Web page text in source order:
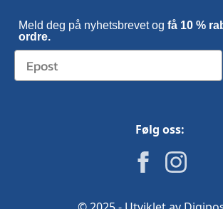
Meld deg på nyhetsbrevet og få 10 %
ordre.
Følg oss: